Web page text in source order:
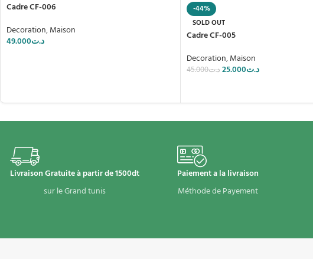
Cadre CF-006
Decoration,Maison
د.ت49.000
-44%
SOLD OUT
Cadre CF-005
Decoration,Maison
د.ت45.000 د.ت25.000
Livraison Gratuite à partir de 1500dt
sur le Grand tunis
Paiement a la livraison
Méthode de Payement